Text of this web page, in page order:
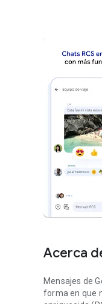
Acerca
Mensajes de
forma en que